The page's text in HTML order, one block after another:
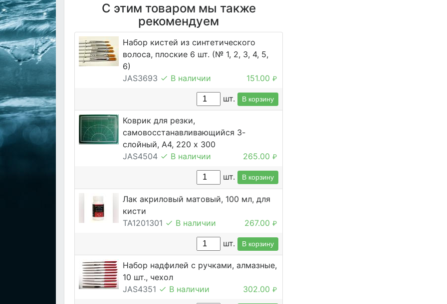
С этим товаром мы также
рекомендуем
Набор кистей из синтетического
волоса, плоские 6 шт. (№ 1, 2, 3, 4, 5,
6)
JAS3693
В наличии 151.00₽
шт. В корзину
Коврик для резки,
самовосстанавливающийся 3-
слойный, А4, 220 х 300
JAS4504
В наличии 265.00₽
шт. В корзину
Лак акриловый матовый, 100 мл, для
кисти
TA1201301
В наличии 267.00₽
шт. В корзину
Набор надфилей с ручками, алмазные,
10 шт., чехол
JAS4351
В наличии 302.00₽